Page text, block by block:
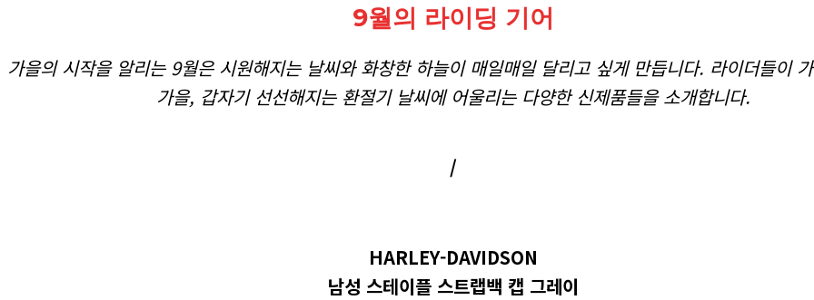
9월의 라이딩 기어
가을의 시작을 알리는 9월은 시원해지는 날씨와 화창한 하늘이 매일매일 달리고 싶게 만듭니다. 라이더들이
가을, 갑자기 선선해지는 환절기 날씨에 어울리는 다양한 신제품들을 소개합니다.
/
HARLEY-DAVIDSON
남성 스테이플 스트랩백 캡 그레이